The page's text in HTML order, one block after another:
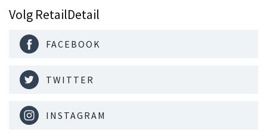
Volg RetailDetail
FACEBOOK
TWITTER
INSTAGRAM